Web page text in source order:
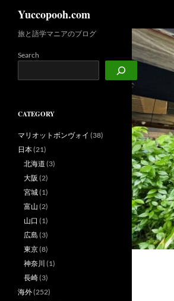
Yuccopooh.com
旅と語学マニアのブログ
Search
CATEGORY
マリオットボンヴォイ (38)
日本(21)
北海道 (3)
大阪 (2)
宮城(1)
富山 (2)
山口 (1)
広島 (3)
東京(8)
神奈川 (1)
長崎(3)
海外(252)